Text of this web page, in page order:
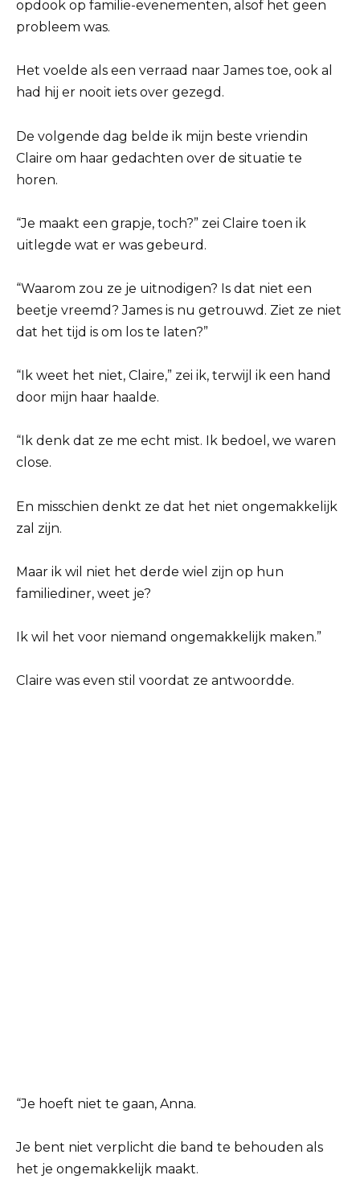
opdook op familie-evenementen, alsof het geen
probleem was.
Het voelde als een verraad naar James toe, ook al
had hij er nooit iets over gezegd.
De volgende dag belde ik mijn beste vriendin
Claire om haar gedachten over de situatie te
horen.
“Je maakt een grapje, toch?” zei Claire toen ik
uitlegde wat er was gebeurd.
“Waarom zou ze je uitnodigen? Is dat niet een
beetje vreemd? James is nu getrouwd. Ziet ze niet
dat het tijd is om los te laten?”
“Ik weet het niet, Claire,” zei ik, terwijl ik een hand
door mijn haar haalde.
“Ik denk dat ze me echt mist. Ik bedoel, we waren
close.
En misschien denkt ze dat het niet ongemakkelijk
zal zijn.
Maar ik wil niet het derde wiel zijn op hun
familiediner, weet je?
Ik wil het voor niemand ongemakkelijk maken.”
Claire was even stil voordat ze antwoordde.
“Je hoeft niet te gaan, Anna.
Je bent niet verplicht die band te behouden als
het je ongemakkelijk maakt.